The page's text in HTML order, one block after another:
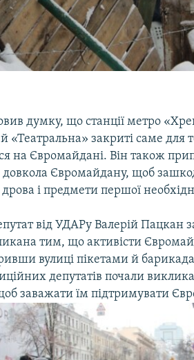
думку, що станції метро
«Театральна» закриті саме
на Євромайдані. Він також
довкола Євромайдану, щоб
і предмети першої
від УДАРу Валерій Пацкан
тим, що активісти
вулиці пікетами й
депутатів почали
заважати їм підтримувати